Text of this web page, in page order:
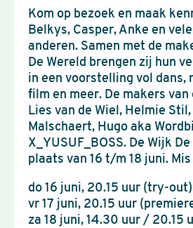
Kom op bezoek en maak
Belkys, Casper, Anke en vele
anderen. Samen met de
De Wereld brengen zij hun
in een voorstelling vol dans,
film en meer. De makers
Lies van de Wiel, Helmie
Malschaert, Hugo aka
X_YUSUF_BOSS. De Wijk
plaats van 16 t/m 18 juni.
do 16 juni, 20.15 uur (try-out)
vr 17 juni, 20.15 uur
za 18 juni, 14.30 uur / 20.15